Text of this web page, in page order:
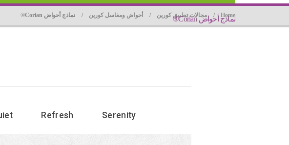
Home مجالات تطبيق كورين أحواض ومغاسل كورين نماذج أحواض Corian® نماذج أحواض Corian®